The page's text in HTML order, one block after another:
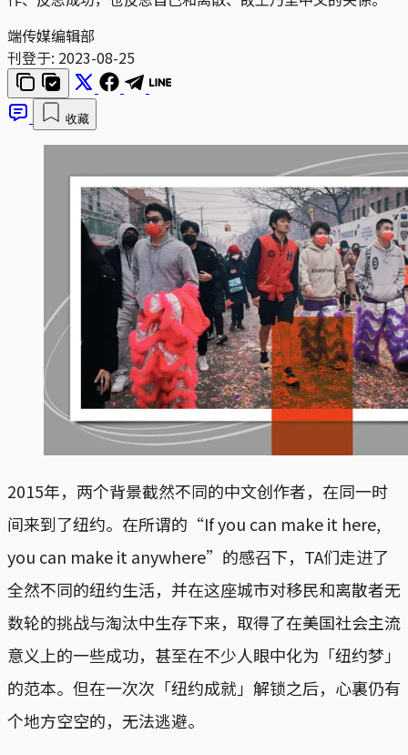
端传媒编辑部
刊登于: 2023-08-25
收藏
2015年，两个背景截然不同的中文创作者，在同一时
间来到了纽约。在所谓的“If you can make it here,
you can make it anywhere”的感召下，TA们走进了
全然不同的纽约生活，并在这座城市对移民和离散者无
数轮的挑战与淘汰中生存下来，取得了在美国社会主流
意义上的一些成功，甚至在不少人眼中化为「纽约梦」
的范本。但在一次次「纽约成就」解锁之后，心裏仍有
个地方空空的，无法逃避。